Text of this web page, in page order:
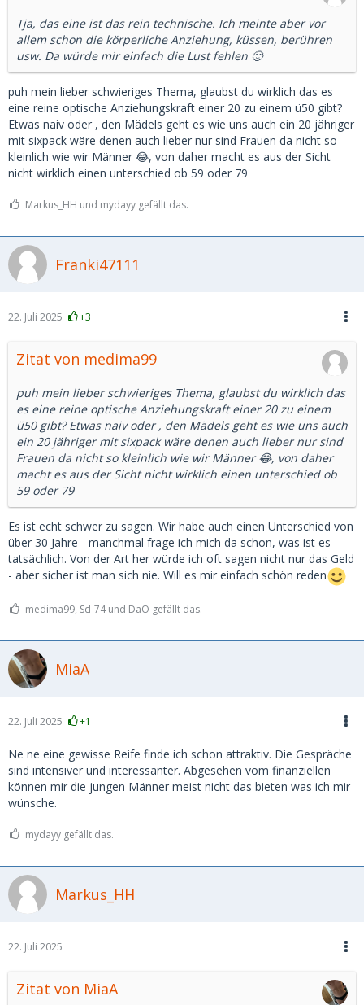
Tja, das eine ist das rein technische. Ich meinte aber vor
allem schon die körperliche Anziehung, küssen, berühren
usw. Da würde mir einfach die Lust fehlen 🙂
puh mein lieber schwieriges Thema, glaubst du wirklich das es
eine reine optische Anziehungskraft einer 20 zu einem ü50 gibt?
Etwas naiv oder , den Mädels geht es wie uns auch ein 20 jähriger
mit sixpack wäre denen auch lieber nur sind Frauen da nicht so
kleinlich wie wir Männer 😂, von daher macht es aus der Sicht
nicht wirklich einen unterschied ob 59 oder 79
Markus_HH und mydayy gefällt das.
Franki47111
22. Juli 2025 +3
Zitat von medima99
puh mein lieber schwieriges Thema, glaubst du wirklich das
es eine reine optische Anziehungskraft einer 20 zu einem
ü50 gibt? Etwas naiv oder , den Mädels geht es wie uns auch
ein 20 jähriger mit sixpack wäre denen auch lieber nur sind
Frauen da nicht so kleinlich wie wir Männer 😂, von daher
macht es aus der Sicht nicht wirklich einen unterschied ob
59 oder 79
Es ist echt schwer zu sagen. Wir habe auch einen Unterschied von
über 30 Jahre - manchmal frage ich mich da schon, was ist es
tatsächlich. Von der Art her würde ich oft sagen nicht nur das Geld
- aber sicher ist man sich nie. Will es mir einfach schön reden
medima99, Sd-74 und DaO gefällt das.
MiaA
22. Juli 2025 +1
Ne ne eine gewisse Reife finde ich schon attraktiv. Die Gespräche
sind intensiver und interessanter. Abgesehen vom finanziellen
können mir die jungen Männer meist nicht das bieten was ich mir
wünsche.
mydayy gefällt das.
Markus_HH
22. Juli 2025
Zitat von MiaA